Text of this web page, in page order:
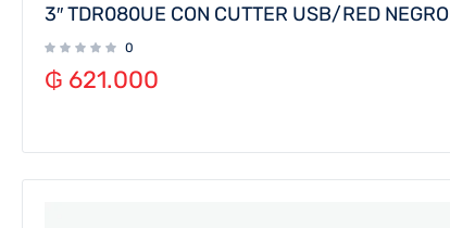
3″ TDR080UE CON CUTTER USB/RED NEGRO
0
₲ 621.000